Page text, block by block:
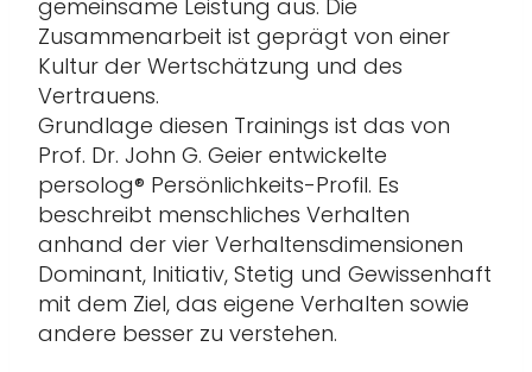
gemeinsame Leistung aus. Die
Zusammenarbeit ist geprägt von einer
Kultur der Wertschätzung und des
Vertrauens.
Grundlage diesen Trainings ist das von
Prof. Dr. John G. Geier entwickelte
persolog® Persönlichkeits-Profil. Es
beschreibt menschliches Verhalten
anhand der vier Verhaltensdimensionen
Dominant, Initiativ, Stetig und Gewissenhaft
mit dem Ziel, das eigene Verhalten sowie
andere besser zu verstehen.